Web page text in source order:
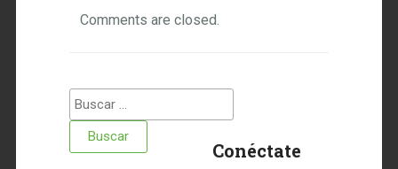
Comments are closed.
Buscar:
Conéctate